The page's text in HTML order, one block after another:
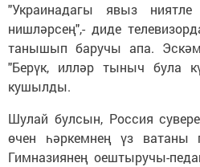
"Украинадагы явыз
нишләрсең",- диде
танышып баручы апа.
"Берүк, илләр тыныч була
кушылды.
Шулай булсын, Россия
өчен һәркемнең үз ватаны
Гимназиянең оештыручы-